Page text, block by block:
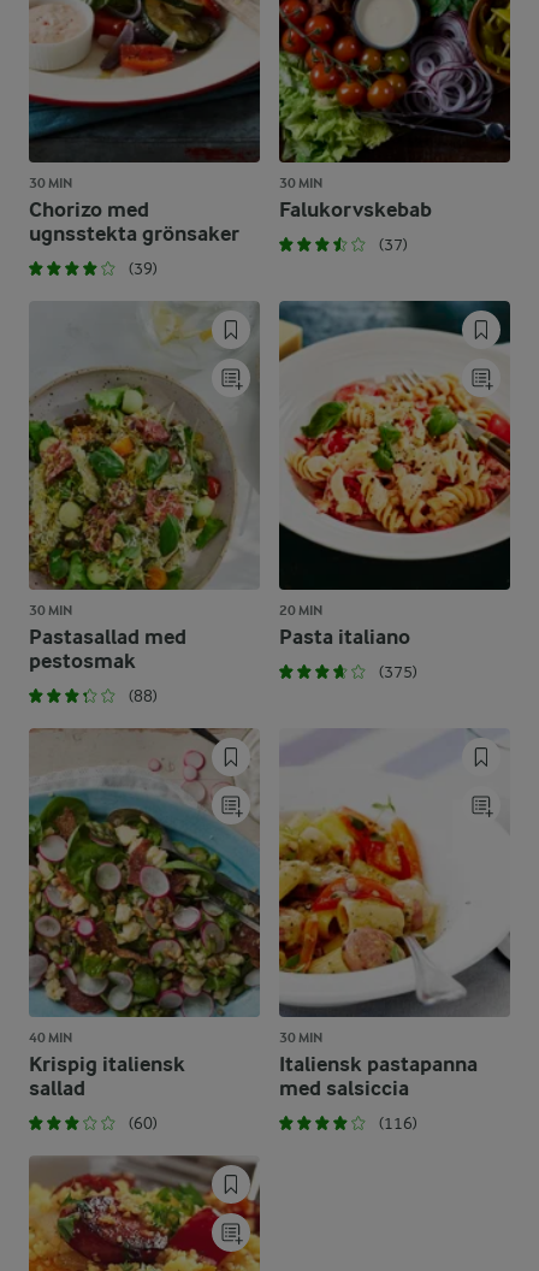
30 MIN
Chorizo med
ugnsstekta grönsaker
(39)
30 MIN
Falukorvskebab
(37)
30 MIN
Pastasallad med
pestosmak
(88)
20 MIN
Pasta italiano
(375)
40 MIN
Krispig italiensk
sallad
(60)
30 MIN
Italiensk pastapanna
med salsiccia
(116)